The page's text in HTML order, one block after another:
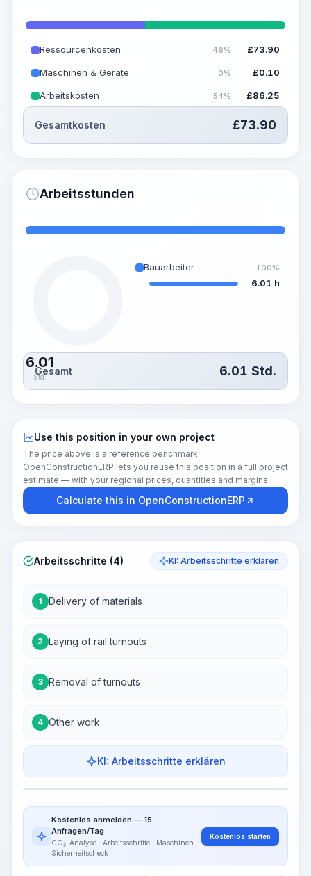
Ressourcenkosten 46% £73.90
Maschinen & Geräte 0% £0.10
Arbeitskosten 54% £86.25
Gesamtkosten £73.90
Arbeitsstunden
6.01
Std.
Bauarbeiter 100%
6.01 h
Gesamt 6.01 Std.
Use this position in your own project
The price above is a reference benchmark.
OpenConstructionERP lets you reuse this position in a full project
estimate — with your regional prices, quantities and margins.
Calculate this in OpenConstructionERP
Arbeitsschritte (4) KI: Arbeitsschritte erklären
1 Delivery of materials
2 Laying of rail turnouts
3 Removal of turnouts
4 Other work
KI: Arbeitsschritte erklären
Work Steps
~15-30 Sek.
Kostenlos anmelden — 15
Anfragen/Tag
CO₂-Analyse · Arbeitsschritte · Maschinen ·
Sicherheitscheck
Kostenlos starten